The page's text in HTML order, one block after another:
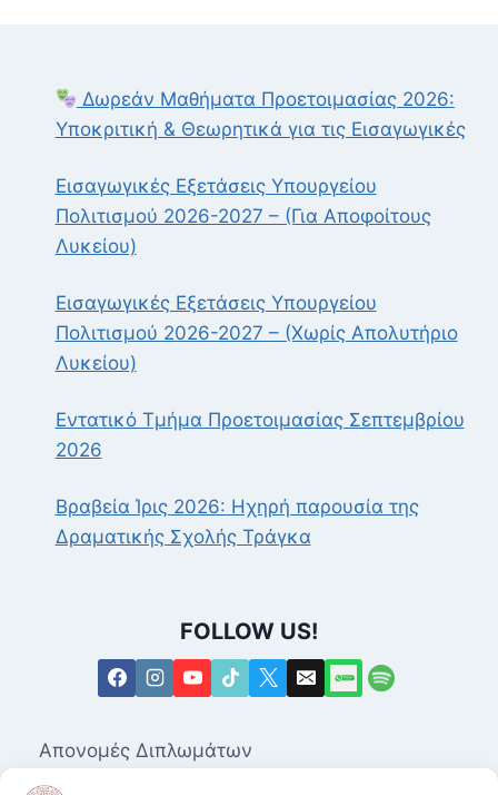
Δωρεάν Μαθήματα Προετοιμασίας 2026:
Υποκριτική & Θεωρητικά για τις Εισαγωγικές
Εισαγωγικές Εξετάσεις Υπουργείου
Πολιτισμού 2026-2027 – (Για Αποφοίτους
Λυκείου)
Εισαγωγικές Εξετάσεις Υπουργείου
Πολιτισμού 2026-2027 – (Χωρίς Απολυτήριο
Λυκείου)
Εντατικό Τμήμα Προετοιμασίας Σεπτεμβρίου
2026
Βραβεία Ίρις 2026: Ηχηρή παρουσία της
Δραματικής Σχολής Τράγκα
FOLLOW US!
Απονομές Διπλωμάτων